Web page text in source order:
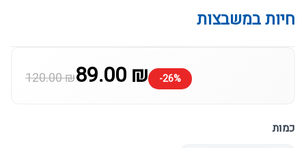
חיות במשבצות
120.00 ₪89.00 ₪ -26%
כמות